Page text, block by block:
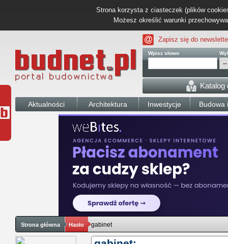
Strona korzysta z ciasteczek (plików
Możesz określić warunki
Zapisz się do
Wpisz słowo
Katalog
Aktualności Architektura Inwestycje Budowa
Strona główna Hasło gabinet